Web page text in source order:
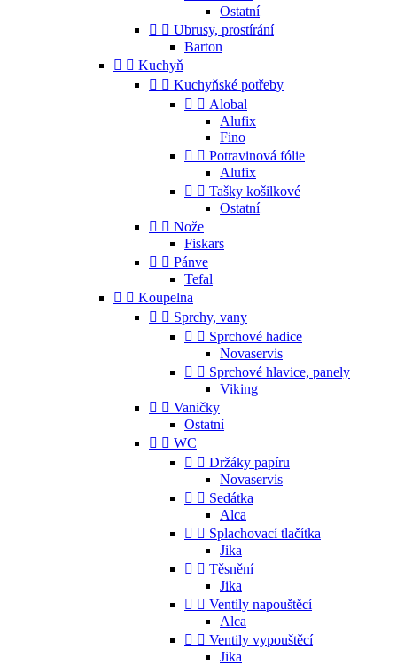
Ostatní
  Ubrusy, prostírání
Barton
  Kuchyň
  Kuchyňské potřeby
  Alobal
Alufix
Fino
  Potravinová fólie
Alufix
  Tašky košilkové
Ostatní
  Nože
Fiskars
  Pánve
Tefal
  Koupelna
  Sprchy, vany
  Sprchové hadice
Novaservis
  Sprchové hlavice, panely
Viking
  Vaničky
Ostatní
  WC
  Držáky papíru
Novaservis
  Sedátka
Alca
  Splachovací tlačítka
Jika
  Těsnění
Jika
  Ventily napouštěcí
Alca
  Ventily vypouštěcí
Jika